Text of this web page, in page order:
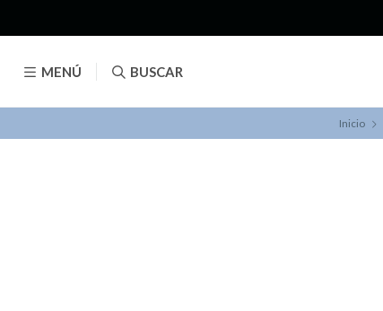
MENÚ BUSCAR
Inicio